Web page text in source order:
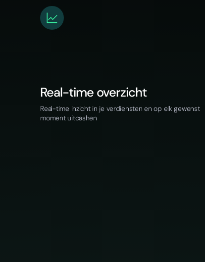
Real-time overzicht
Real-time inzicht in je verdiensten en op elk gewenst
moment uitcashen